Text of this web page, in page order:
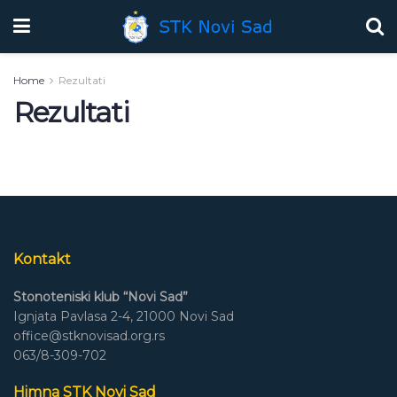
Home Rezultati
Rezultati
Kontakt
Stonoteniski klub “Novi Sad”
Ignjata Pavlasa 2-4, 21000 Novi Sad
office@stknovisad.org.rs
063/8-309-702
Himna STK Novi Sad